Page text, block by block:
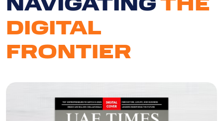
DIGITAL
FRONTIER